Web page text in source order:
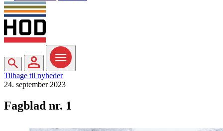
Søg MitHOD Menu
Tilbage til nyheder
24. september 2023
Fagblad nr. 1